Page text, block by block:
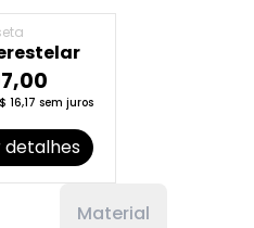
16,17 sem juros
detalhes
Material